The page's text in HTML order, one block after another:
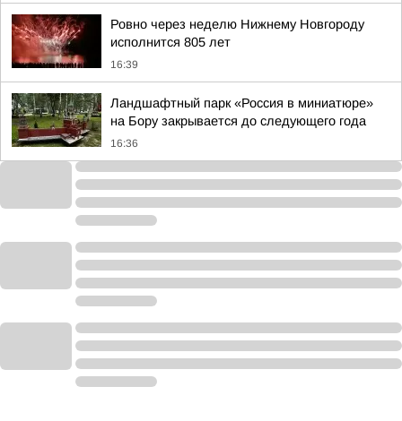
Ровно через неделю Нижнему Новгороду
исполнится 805 лет
16:39
Ландшафтный парк «Россия в миниатюре»
на Бору закрывается до следующего года
16:36